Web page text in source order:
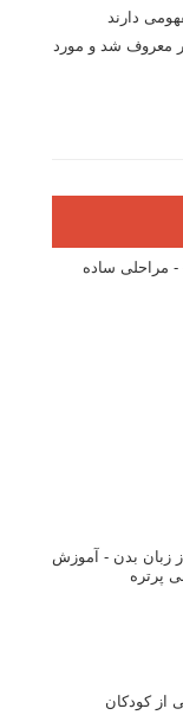
دارند
معروف شد و مورد
مراحلی ساده
زبان بدن - آموزش
از کودکان